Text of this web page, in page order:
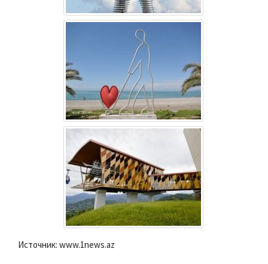
Источник: www.1news.az